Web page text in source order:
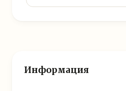
Информация